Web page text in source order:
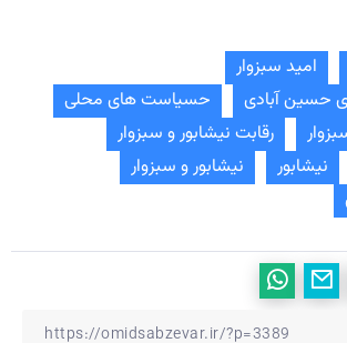
امید سبزوار
حسین آبادی
حسیاست های محلی
رقابت نیشابور و سبزوار
نیشابور
نیشابور و سبزوار